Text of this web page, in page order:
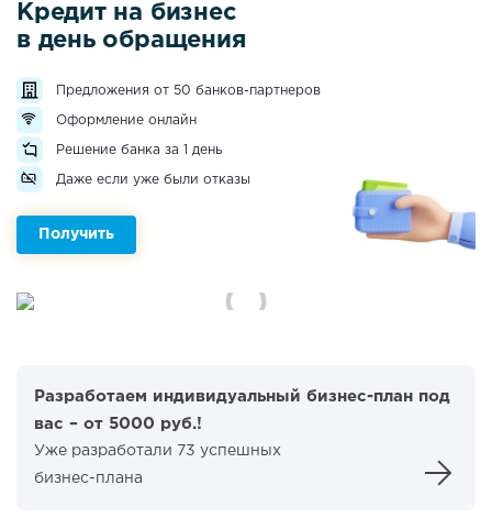
Кредит на бизнес
в день обращения
Предложения от 50 банков-партнеров
Оформление онлайн
Решение банка за 1 день
Даже если уже были отказы
Получить
Разработаем индивидуальный бизнес-план под
вас – от 5000 руб.!
Уже разработали 73 успешных
бизнес-плана